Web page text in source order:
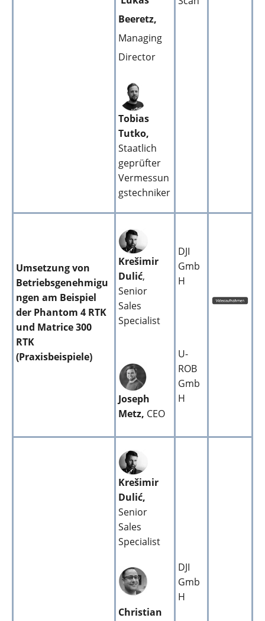
Beeretz,
Managing
Director
Tobias
Tutko,
Staatlich
geprüfter
Vermessun
gstechniker
Umsetzung von
Betriebsgenehmigu
ngen am Beispiel
der Phantom 4 RTK
und Matrice 300
RTK
(Praxisbeispiele)
Krešimir
Dulić,
Senior
Sales
Specialist
Joseph
Metz, CEO
DJI
Gmb
H
U-
ROB
Gmb
H
Krešimir
Dulić,
Senior
Sales
Specialist
Christian
DJI
Gmb
H